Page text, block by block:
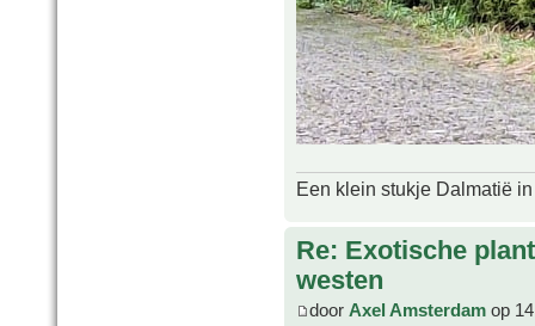
Een klein stukje Dalmatië
Re: Exotische
westen
door Axel Amsterdam op